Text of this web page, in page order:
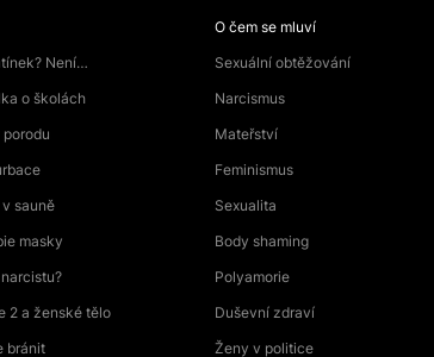
Není…
o školách
sauně
masky
2 a ženské tělo
bránit
O čem se mluví
Sexuální obtěžování
Narcismus
Mateřství
Feminismus
Sexualita
Body shaming
Polyamorie
Duševní zdraví
Ženy v politice